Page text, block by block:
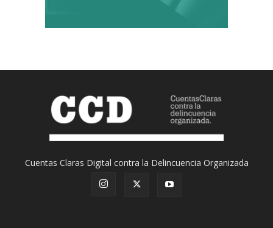
Cuentas Claras Digital contra la Delincuencia Organizada